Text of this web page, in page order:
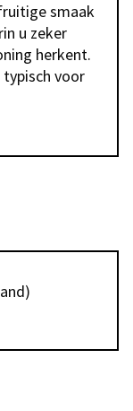
smaak
u zeker
herkent.
voor